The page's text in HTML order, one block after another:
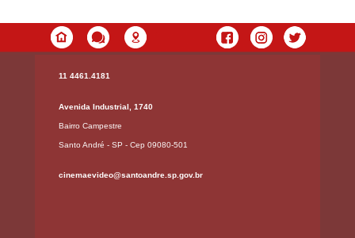
11 4461.4181
Avenida Industrial, 1740
Bairro Campestre
Santo André - SP - Cep 09080-501
cinemaevideo@santoandre.sp.gov.br